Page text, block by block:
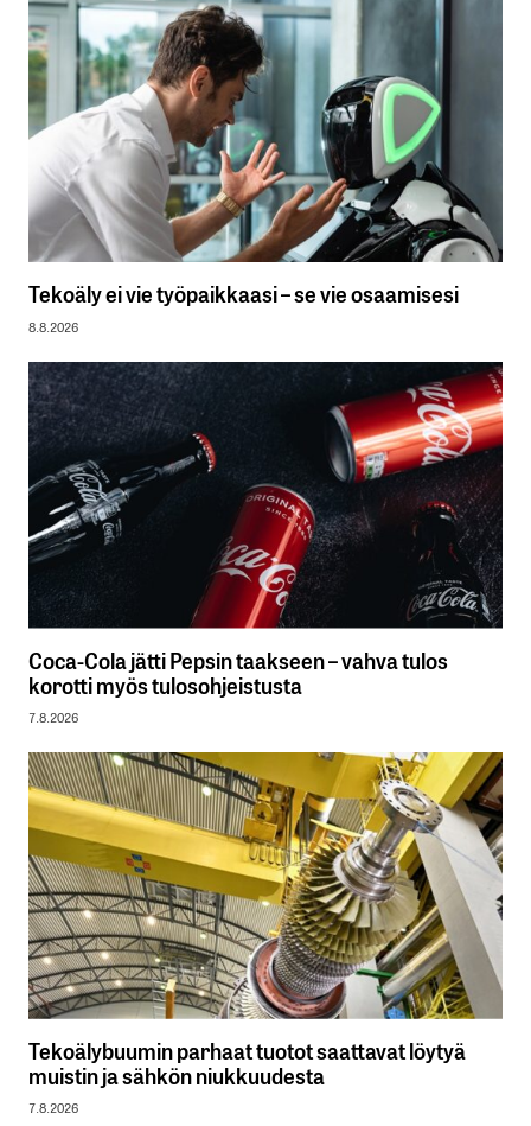
Tekoäly ei vie työpaikkaasi – se vie osaamisesi
8.8.2026
Coca-Cola jätti Pepsin taakseen – vahva tulos
korotti myös tulosohjeistusta
7.8.2026
Tekoälybuumin parhaat tuotot saattavat löytyä
muistin ja sähkön niukkuudesta
7.8.2026